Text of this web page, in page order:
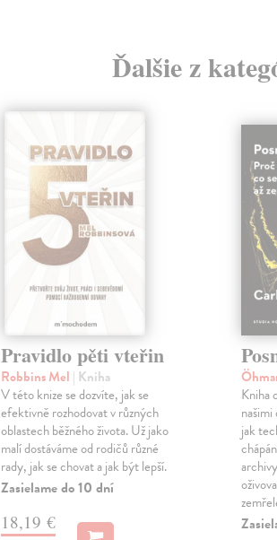
Ďalšie z
Pravidlo pěti vteřin
Robbins Mel | Kniha
V této knize se dozvíte, jak se
efektivně rozhodovat v různých
oblastech běžného života. Už jako
malí dostáváme od rodičů různé
rady, jak se chovat a jak být lepší.
Zasielame do 10 dní
18,19 €
Kniha
jak